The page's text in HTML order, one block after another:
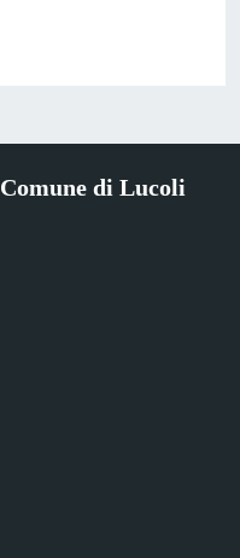
Comune di Lucoli